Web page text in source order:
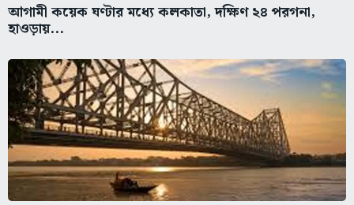
আগামী কয়েক ঘণ্টার মধ্যে কলকাতা, দক্ষিণ ২৪ পরগনা,
হাওড়ায়...